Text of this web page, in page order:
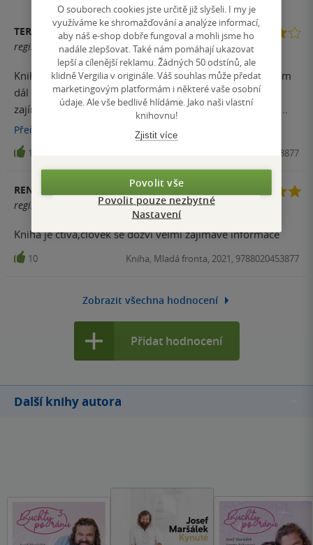
TEREZA D.
registrovaný uživatel
Kniha pomalu a postupně vypráví cestu životem dnes čím
dál slavnějšího českého cukráře. Nechybí ani pár
zajímavých receptů. Těch by ale na můj vkus mohlo být
rozhodně více. Text je čtivý a zajímavý, ačkoliv občas
postrádá trochu souvislosti a člověk si musí leccos
domyslet. Vyprávění je také mírně nevyrovnané - některé
události jsou popisovány detailně (možná až příliš) a
naopak jiné důležité jsou jen ,,ledabyle" odbyty. Nicméně
pro fanoušky pečení a cukrařiny stojí tato kniha určitě za
Přečíst
16 Kniha, Mladá fronta, 2021, 9788020453877
RENATA DONIČOVÁ
registrovaný uživatel
Kniha je čtivá,člověk se dozví velmi zajímavé informace
10 Kniha, Mladá fronta, 2021, 9788020453877
Zobrazit všechna hodnocení
Přidat hodnocení
Další knihy autora
O souborech cookies jste určitě již slyšeli. I my je
využíváme ke shromažďování a analýze informací,
aby náš e-shop dobře fungoval a mohli jsme ho
nadále zlepšovat. Také nám pomáhají ukazovat
lepší a cílenější reklamu. Žádných 50 odstínů, ale
klidně Vergilia v originále. Váš souhlas může předat
marketingovým platformám i některé vaše osobní
údaje. Ale vše bedlivě hlídáme. Jako naši vlastní
knihovnu!
Zjistit více
Povolit vše
Povolit pouze nezbytné
Nastavení